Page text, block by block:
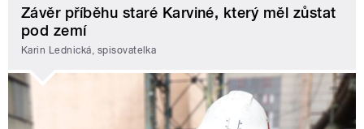
Závěr příběhu staré Karviné, který měl zůstat
pod zemí
Karin Lednická, spisovatelka